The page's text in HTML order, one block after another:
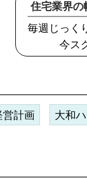
住宅業界の
毎週じっく
今ス
営計画 大和